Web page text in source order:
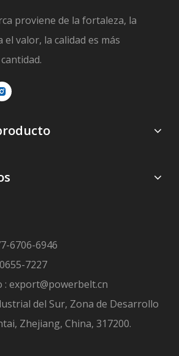
proviene de la fortaleza, la
valor, la calidad es más
6706-6946
7227
: export@powerbelt.cn
del Sur, Zona de Desarrollo
Zhejiang, China, 317200.